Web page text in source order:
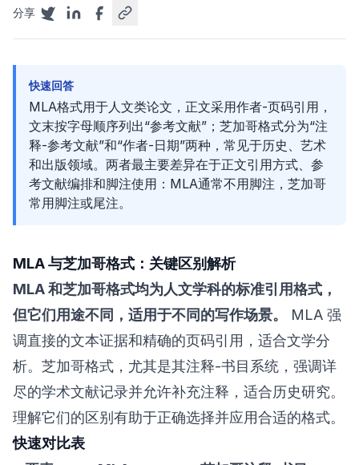
分享
快速回答
MLA格式用于人文类论文，正文采用作者-页码引用，
文末按字母顺序列出“参考文献”；芝加哥格式分为“注
释-参考文献”和“作者-日期”两种，常见于历史、艺术
和出版领域。两者最主要差异在于正文引用方式、参
考文献编排和脚注使用：MLA通常不用脚注，芝加哥
常用脚注或尾注。
MLA 与芝加哥格式：关键区别解析
MLA 和芝加哥格式均为人文学科的标准引用格式，
但它们用途不同，适用于不同的写作场景。
MLA 强
调直接的文本证据和精确的页码引用，适合文学分
析。芝加哥格式，尤其是其注释-书目系统，强调详
尽的学术文献记录并允许补充注释，适合历史研究。
理解它们的区别有助于正确选择并应用合适的格式。
快速对比表